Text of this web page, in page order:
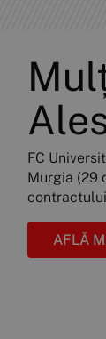
FC
Murgia (29
AFLĂ